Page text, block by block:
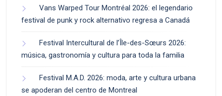
Vans Warped Tour Montréal 2026: el legendario
festival de punk y rock alternativo regresa a Canadá
Festival Intercultural de l’Île-des-Sœurs 2026:
música, gastronomía y cultura para toda la familia
Festival M.A.D. 2026: moda, arte y cultura urbana
se apoderan del centro de Montreal